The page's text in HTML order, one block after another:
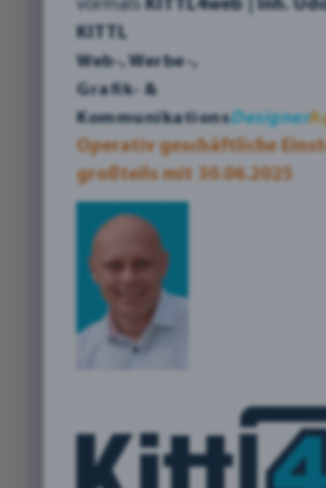
Image Deines Unternehmens
Mit der bewussten Wahl
Materialien und nachhaltiger
gestaltest Du nicht nur Designs,
übernimmst aktiv
Umwelt. Erfahre, wie Du mit
wirkungsvollen Entscheidungen
ökologischen Fußabdruck
Marke gleichzeitig als nachhaltig
zukunftsorientiert präsentierst.
Klicke hier unten auf den Link und
zukunftsorientierte Gestaltung!
mehr
vormals KITTL4web | Inh.
KITTL
Web-, Werbe-,
Grafik- &
KommunikationsDesigner
Operativ geschäftliche
großteils mit 30.06.2025